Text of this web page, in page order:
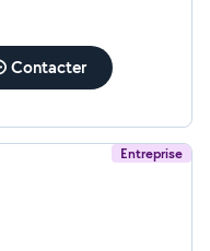
Contacter
Entreprise